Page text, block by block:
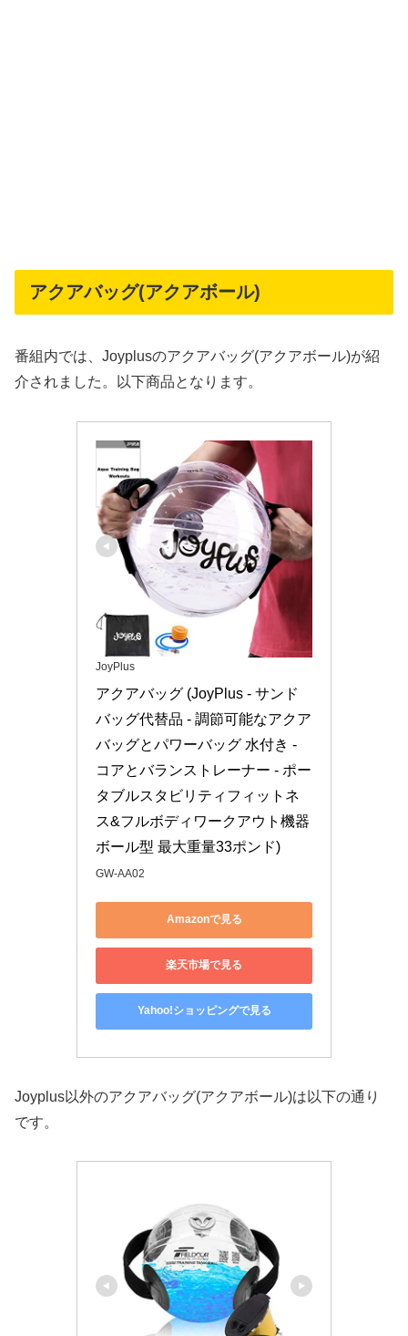
アクアバッグ(アクアボール)
番組内では、Joyplusのアクアバッグ(アクアボール)が紹
介されました。以下商品となります。
JoyPlus
アクアバッグ (JoyPlus - サンド
バッグ代替品 - 調節可能なアクア
バッグとパワーバッグ 水付き -
コアとバランストレーナー - ポー
タブルスタビリティフィットネ
ス&フルボディワークアウト機器
ボール型 最大重量33ポンド)
GW-AA02
Amazonで見る
楽天市場で見る
Yahoo!ショッピングで見る
Joyplus以外のアクアバッグ(アクアボール)は以下の通り
です。